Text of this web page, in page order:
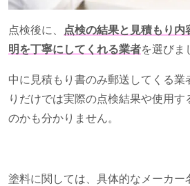
点検後に、 点検の結果と見積もり内
明を丁寧にしてくれる業者を選びま
中に見積もり書のみ郵送してくる業
りだけでは実際の点検結果や使用す
のかも分かりません。
塗料に関しては、具体的なメーカー